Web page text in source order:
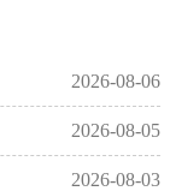
2026-08-06
2026-08-05
2026-08-03